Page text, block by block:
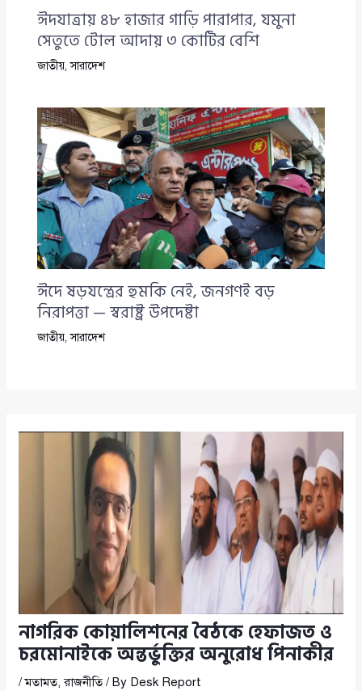
ঈদযাত্রায় ৪৮ হাজার গাড়ি পারাপার, যমুনা
সেতুতে টোল আদায় ৩ কোটির বেশি
জাতীয়,সারাদেশ
ঈদে ষড়যন্ত্রের হুমকি নেই, জনগণই বড়
নিরাপত্তা — স্বরাষ্ট্র উপদেষ্টা
জাতীয়,সারাদেশ
নাগরিক কোয়ালিশনের বৈঠকে হেফাজত ও
চরমোনাইকে অন্তর্ভুক্তির অনুরোধ পিনাকীর
/মতামত,রাজনীতি/ By Desk Report